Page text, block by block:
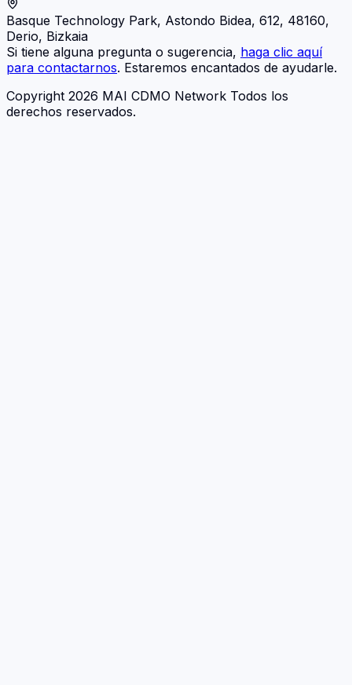
Basque Technology Park, Astondo Bidea, 612, 48160,
Derio, Bizkaia
Si tiene alguna pregunta o sugerencia, haga clic aquí
para contactarnos. Estaremos encantados de ayudarle.
Copyright 2026 MAI CDMO Network Todos los
derechos reservados.